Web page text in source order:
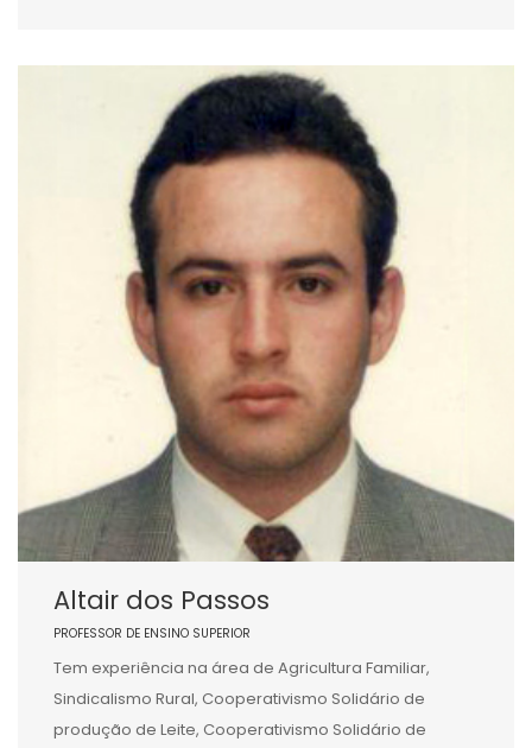
Altair dos Passos
PROFESSOR DE ENSINO SUPERIOR
Tem experiência na área de Agricultura Familiar,
Sindicalismo Rural, Cooperativismo Solidário de
produção de Leite, Cooperativismo Solidário de